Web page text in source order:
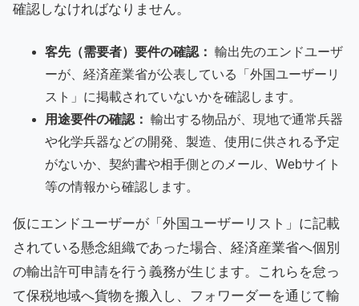
確認しなければなりません。
客先（需要者）要件の確認： 輸出先のエンドユーザ
ーが、経済産業省が公表している「外国ユーザーリ
スト」に掲載されていないかを確認します。
用途要件の確認： 輸出する物品が、現地で通常兵器
や化学兵器などの開発、製造、使用に供される予定
がないか、契約書や相手側とのメール、Webサイト
等の情報から確認します。
仮にエンドユーザーが「外国ユーザーリスト」に記載
されている懸念組織であった場合、経済産業省へ個別
の輸出許可申請を行う義務が生じます。これらを怠っ
て保税地域へ貨物を搬入し、フォワーダーを通じて輸